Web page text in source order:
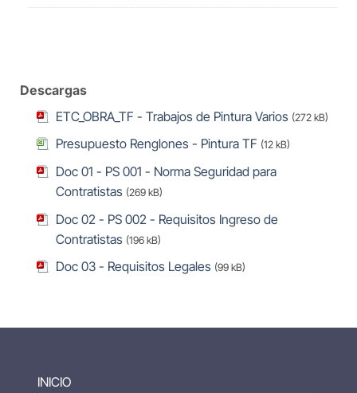
Descargas
ETC_OBRA_TF - Trabajos de Pintura Varios (272 kB)
Presupuesto Renglones - Pintura TF (12 kB)
Doc 01 - PS 001 - Norma Seguridad para
Contratistas (269 kB)
Doc 02 - PS 002 - Requisitos Ingreso de
Contratistas (196 kB)
Doc 03 - Requisitos Legales (99 kB)
INICIO